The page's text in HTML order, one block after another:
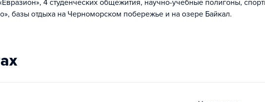
4 студенческих общежития, научно-учебные полигоны,
базы отдыха на Черноморском побережье и на озере Байкал.